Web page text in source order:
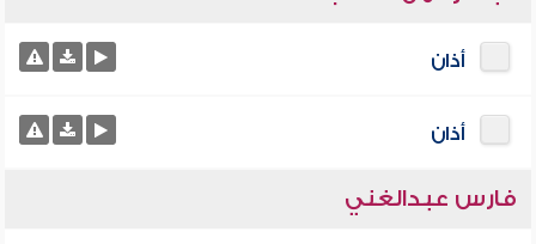
أذان
أذان
فارس عبدالغني